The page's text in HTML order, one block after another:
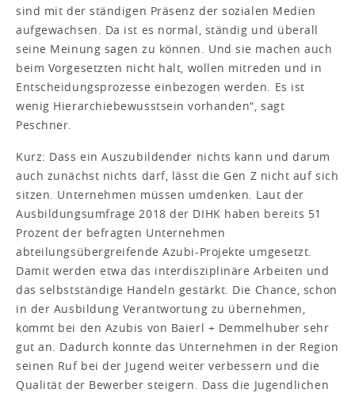
sind mit der ständigen Präsenz der sozialen Medien
aufgewachsen. Da ist es normal, ständig und überall
seine Meinung sagen zu können. Und sie machen auch
beim Vorgesetzten nicht halt, wollen mitreden und in
Entscheidungsprozesse einbezogen werden. Es ist
wenig Hierarchiebewusstsein vorhanden“, sagt
Peschner.
Kurz: Dass ein Auszubildender nichts kann und darum
auch zunächst nichts darf, lässt die Gen Z nicht auf sich
sitzen. Unternehmen müssen umdenken. Laut der
Ausbildungsumfrage 2018 der DIHK haben bereits 51
Prozent der befragten Unternehmen
abteilungsübergreifende Azubi-Projekte umgesetzt.
Damit werden etwa das interdisziplinäre Arbeiten und
das selbstständige Handeln gestärkt. Die Chance, schon
in der Ausbildung Verantwortung zu übernehmen,
kommt bei den Azubis von Baierl + Demmelhuber sehr
gut an. Dadurch konnte das Unternehmen in der Region
seinen Ruf bei der Jugend weiter verbessern und die
Qualität der Bewerber steigern. Dass die Jugendlichen